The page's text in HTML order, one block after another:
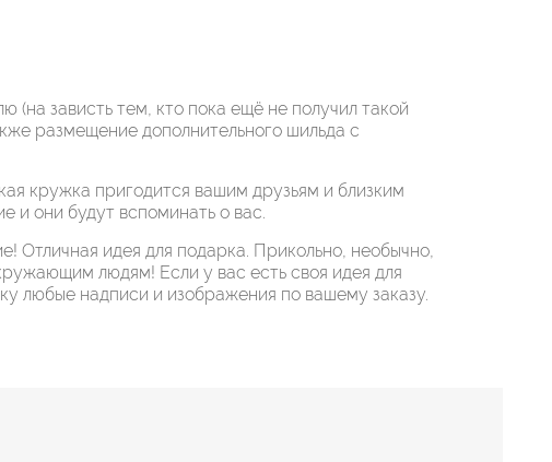
(на зависть тем, кто пока ещё не получил такой
размещение дополнительного шильда с
кружка пригодится вашим друзьям и близким
и они будут вспоминать о вас.
Отличная идея для подарка. Прикольно, необычно,
людям! Если у вас есть своя идея для
любые надписи и изображения по вашему заказу.